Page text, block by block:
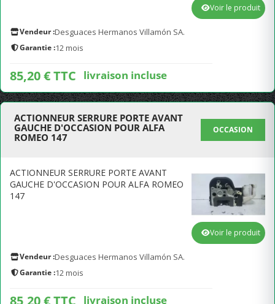
Vendeur :Desguaces Hermanos Villamón SA.
Garantie :12 mois
85,20 € TTC livraison incluse
Voir le produit
ACTIONNEUR SERRURE PORTE AVANT
GAUCHE D'OCCASION POUR ALFA
ROMEO 147
OCCASION
ACTIONNEUR SERRURE PORTE AVANT
GAUCHE D'OCCASION POUR ALFA ROMEO
147
Vendeur :Desguaces Hermanos Villamón SA.
Garantie :12 mois
85,20 € TTC livraison incluse
Voir le produit